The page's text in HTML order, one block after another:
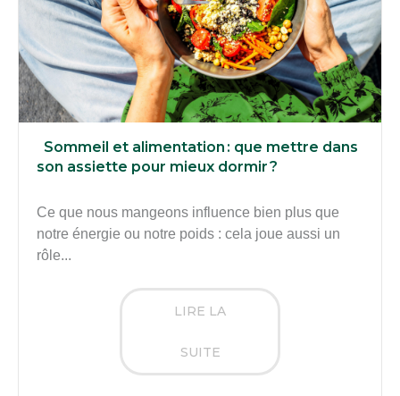
Sommeil et alimentation : que mettre dans
son assiette pour mieux dormir ?
Ce que nous mangeons influence bien plus que
notre énergie ou notre poids : cela joue aussi un
rôle...
LIRE LA
SUITE